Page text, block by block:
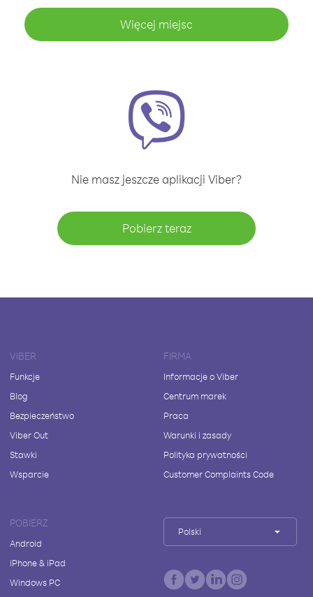
Więcej miejsc
Nie masz jeszcze aplikacji Viber?
Pobierz teraz
VIBER
Funkcje
Blog
Bezpieczeństwo
Viber Out
Stawki
Wsparcie
FIRMA
Informacje o Viber
Centrum marek
Praca
Warunki i zasady
Polityka prywatności
Customer Complaints Code
POBIERZ
Android
iPhone & iPad
Windows PC
Polski